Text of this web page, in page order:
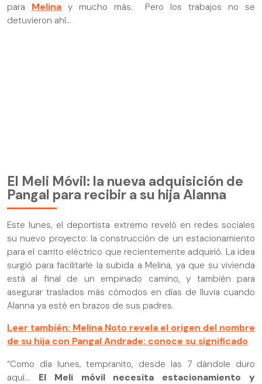
para Melinay mucho más. Pero los trabajos no se
detuvieron ahí...
El Meli Móvil: la nueva adquisición de
Pangal para recibir a su hija Alanna
Este lunes, el deportista extremo reveló en redes sociales
su nuevo proyecto: la construcción de un estacionamiento
para el carrito eléctrico que recientemente adquirió. La idea
surgió para facilitarle la subida a Melina, ya que su vivienda
está al final de un empinado camino, y también para
asegurar traslados más cómodos en días de lluvia cuando
Alanna ya esté en brazos de sus padres.
Leer también: Melina Noto revela el origen del nombre
de su hija con Pangal Andrade: conoce su significado
“Como día lunes, tempranito, desde las 7 dándole duro
aquí... El Meli móvil necesita estacionamiento y